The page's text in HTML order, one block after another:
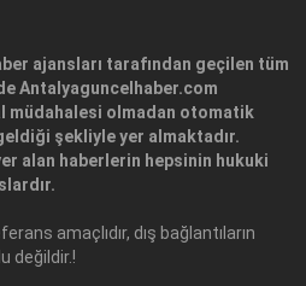
ajansları tarafından geçilen tüm
Antalyaguncelhaber.com
olmadan otomatik
şekliyle yer almaktadır.
alan haberlerin hepsinin hukuki
amaçlıdır, dış bağlantıların
değildir.!